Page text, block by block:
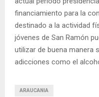
financiamiento para la
destinado a la actividad
jóvenes de San Ramón
utilizar de buena manera
adicciones como el
ARAUCANIA